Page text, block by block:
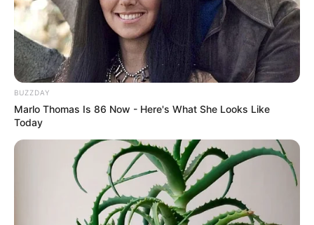
BUZZDAY
Marlo Thomas Is 86 Now - Here's What She Looks Like
Today